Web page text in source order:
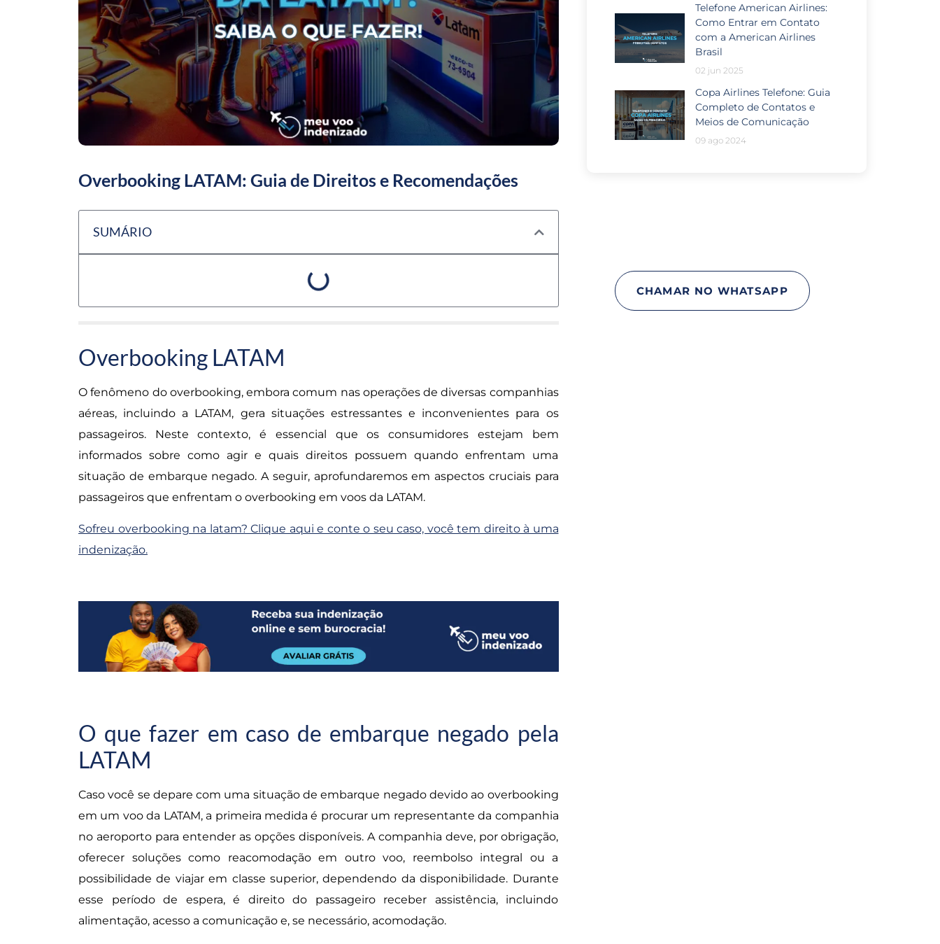
Overbooking LATAM: Guia de Direitos e Recomendações
SUMÁRIO
Overbooking LATAM
O fenômeno do overbooking, embora comum nas operações de diversas companhias
aéreas, incluindo a LATAM, gera situações estressantes e inconvenientes para os
passageiros. Neste contexto, é essencial que os consumidores estejam bem
informados sobre como agir e quais direitos possuem quando enfrentam uma
situação de embarque negado. A seguir, aprofundaremos em aspectos cruciais para
passageiros que enfrentam o overbooking em voos da LATAM.
Sofreu overbooking na latam? Clique aqui e conte o seu caso, você tem direito à uma
indenização.
O que fazer em caso de embarque negado pela
LATAM
Caso você se depare com uma situação de embarque negado devido ao overbooking
em um voo da LATAM, a primeira medida é procurar um representante da companhia
no aeroporto para entender as opções disponíveis. A companhia deve, por obrigação,
oferecer soluções como reacomodação em outro voo, reembolso integral ou a
possibilidade de viajar em classe superior, dependendo da disponibilidade. Durante
esse período de espera, é direito do passageiro receber assistência, incluindo
alimentação, acesso a comunicação e, se necessário, acomodação.
Telefone American Airlines:
Como Entrar em Contato
com a American Airlines
Brasil
02 jun 2025
Copa Airlines Telefone: Guia
Completo de Contatos e
Meios de Comunicação
09 ago 2024
CHAMAR NO WHATSAPP